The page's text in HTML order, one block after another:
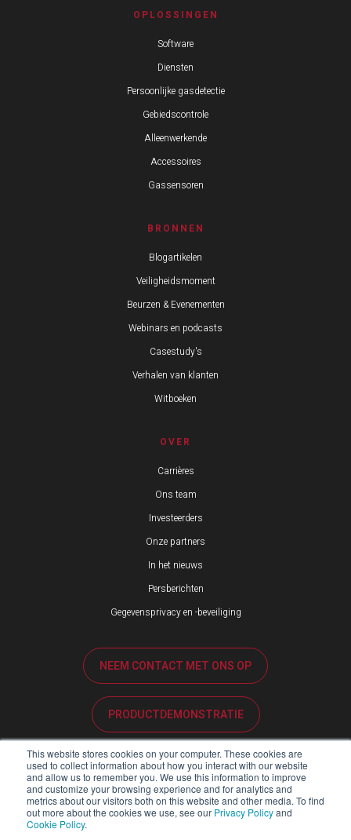
This website stores cookies on your computer. These cookies are
used to collect information about how you interact with our website
and allow us to remember you. We use this information to improve
and customize your browsing experience and for analytics and
metrics about our visitors both on this website and other media. To find
out more about the cookies we use, see our Privacy Policyand
Cookie Policy.
OPLOSSINGEN
Software
Diensten
Persoonlijke gasdetectie
Gebiedscontrole
Alleenwerkende
Accessoires
Gassensoren
BRONNEN
Blogartikelen
Veiligheidsmoment
Beurzen & Evenementen
Webinars en podcasts
Casestudy's
Verhalen van klanten
Witboeken
OVER
Carrières
Ons team
Investeerders
Onze partners
In het nieuws
Persberichten
Gegevensprivacy en -beveiliging
NEEM CONTACT MET ONS OP
PRODUCTDEMONSTRATIE
KLANTENSERVICE
PARTNERPORTAL